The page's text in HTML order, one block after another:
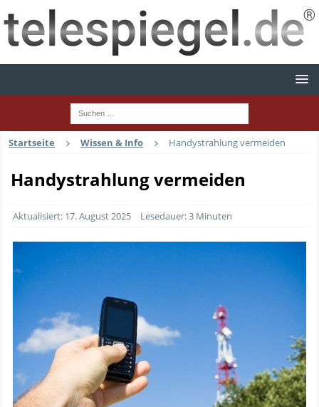
Startseite Wissen & Info Handystrahlung vermeiden
Handystrahlung vermeiden
Aktualisiert: 17. August 2025 Lesedauer: 3 Minuten